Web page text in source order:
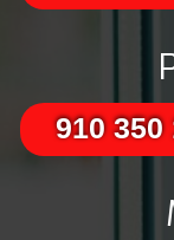
910 350